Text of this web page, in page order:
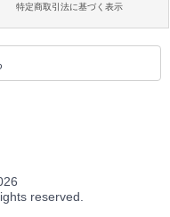
特定商取引法に基づく表示
reserved.